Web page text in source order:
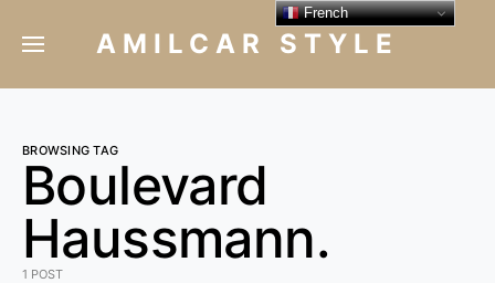
AMILCAR STYLE
BROWSING TAG
Boulevard
Haussmann.
1 POST
French